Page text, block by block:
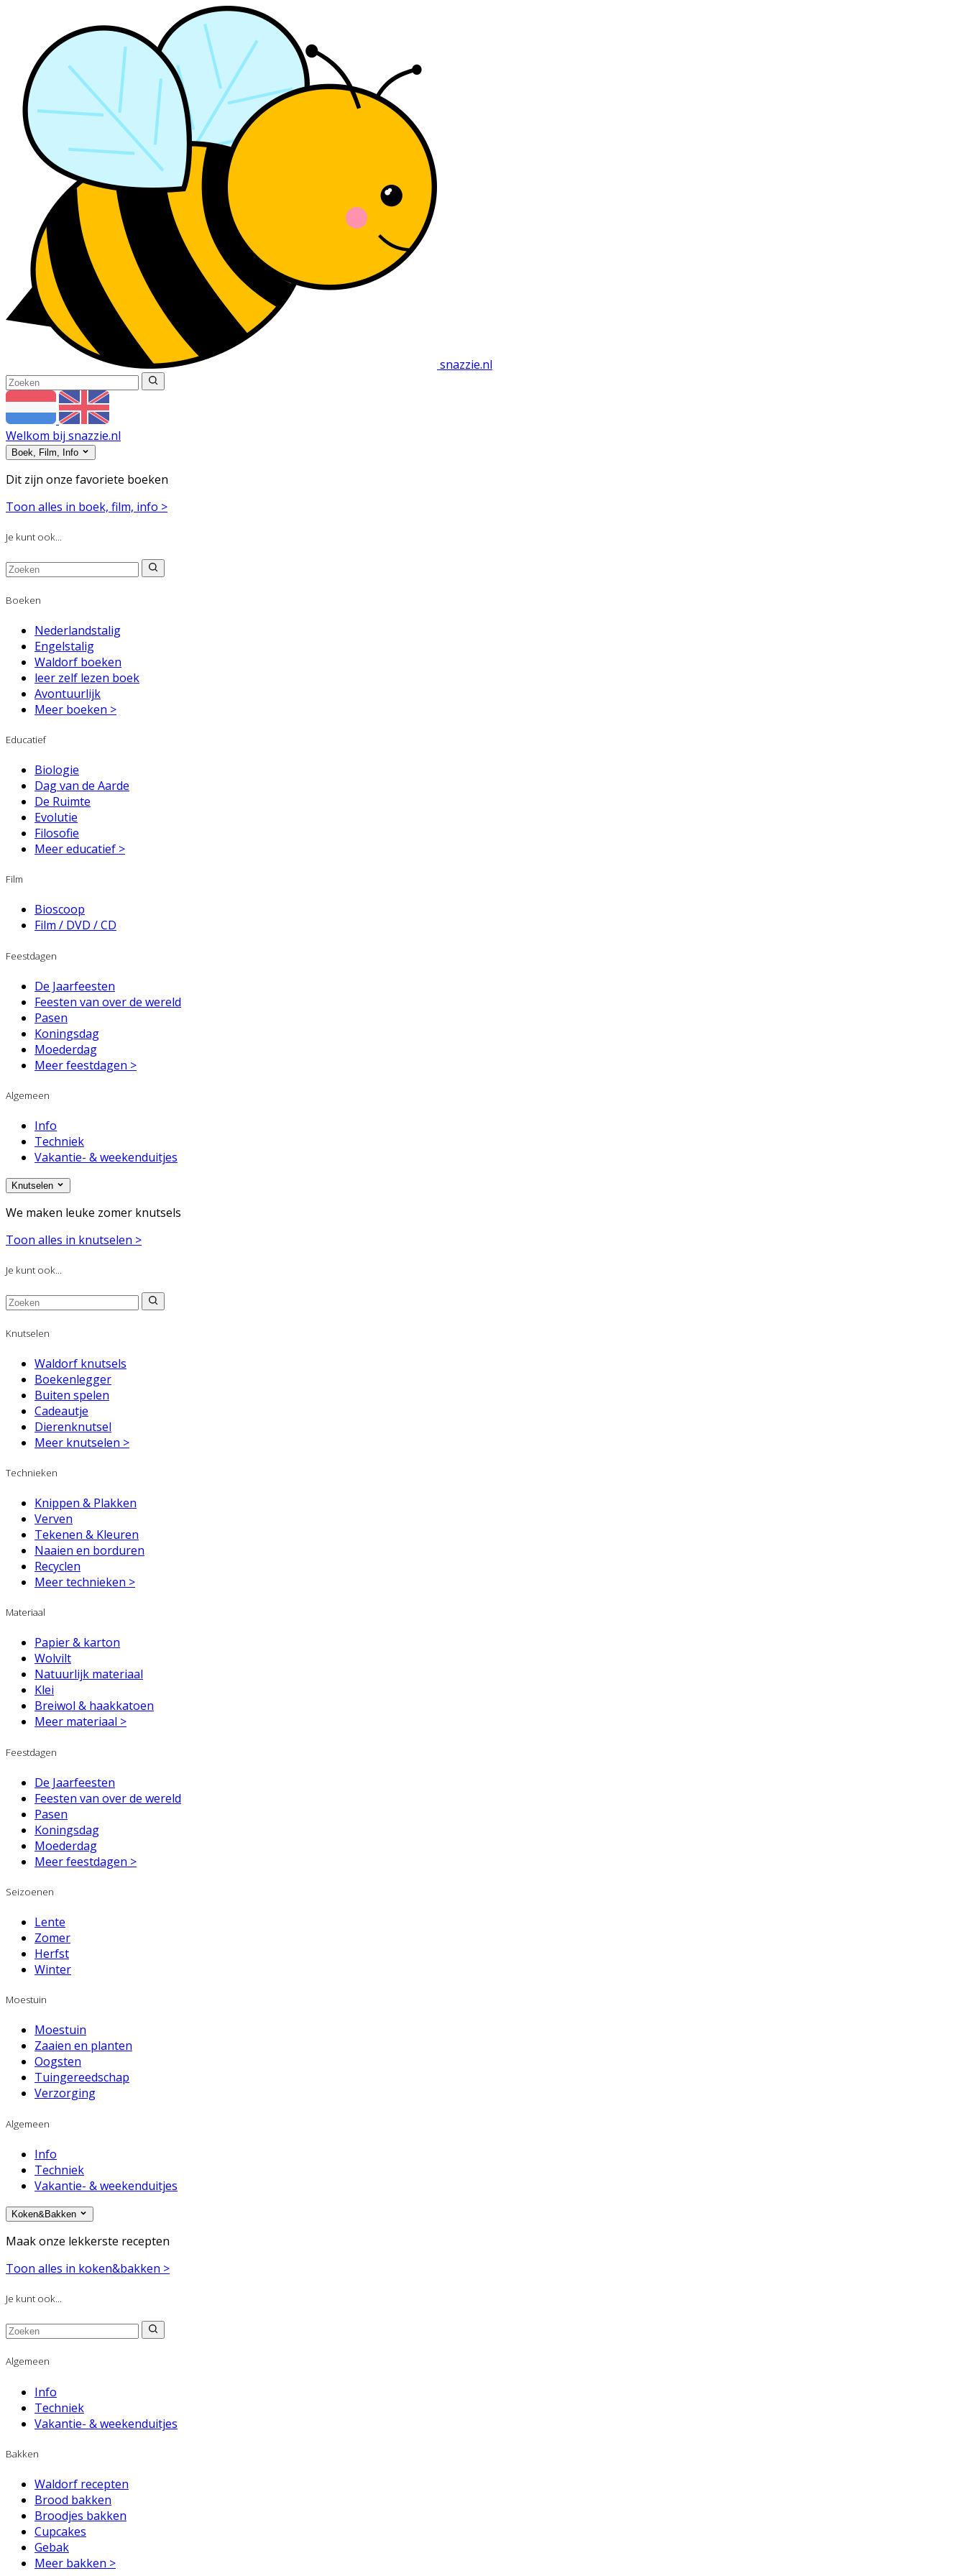
snazzie.nl
Welkom bij snazzie.nl
Boek, Film, Info
Dit zijn onze favoriete boeken
Toon alles in boek, film, info >
Je kunt ook...
Boeken
Nederlandstalig
Engelstalig
Waldorf boeken
leer zelf lezen boek
Avontuurlijk
Meer boeken >
Educatief
Biologie
Dag van de Aarde
De Ruimte
Evolutie
Filosofie
Meer educatief >
Film
Bioscoop
Film / DVD / CD
Feestdagen
De Jaarfeesten
Feesten van over de wereld
Pasen
Koningsdag
Moederdag
Meer feestdagen >
Algemeen
Info
Techniek
Vakantie- & weekenduitjes
Knutselen
We maken leuke zomer knutsels
Toon alles in knutselen >
Je kunt ook...
Knutselen
Waldorf knutsels
Boekenlegger
Buiten spelen
Cadeautje
Dierenknutsel
Meer knutselen >
Technieken
Knippen & Plakken
Verven
Tekenen & Kleuren
Naaien en borduren
Recyclen
Meer technieken >
Materiaal
Papier & karton
Wolvilt
Natuurlijk materiaal
Klei
Breiwol & haakkatoen
Meer materiaal >
Feestdagen
De Jaarfeesten
Feesten van over de wereld
Pasen
Koningsdag
Moederdag
Meer feestdagen >
Seizoenen
Lente
Zomer
Herfst
Winter
Moestuin
Moestuin
Zaaien en planten
Oogsten
Tuingereedschap
Verzorging
Algemeen
Info
Techniek
Vakantie- & weekenduitjes
Koken&Bakken
Maak onze lekkerste recepten
Toon alles in koken&bakken >
Je kunt ook...
Algemeen
Info
Techniek
Vakantie- & weekenduitjes
Bakken
Waldorf recepten
Brood bakken
Broodjes bakken
Cupcakes
Gebak
Meer bakken >